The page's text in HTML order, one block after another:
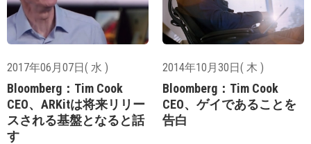
2017年06月07日( 水 )
Bloomberg：Tim Cook
CEO、ARKitは将来リリー
スされる基盤となると話
す
2014年10月30日( 木 )
Bloomberg：Tim Cook
CEO、ゲイであることを
告白